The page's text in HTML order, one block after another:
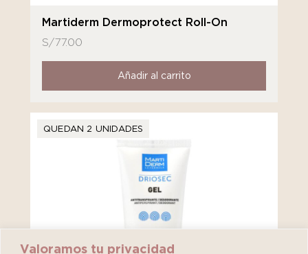
Valoramos tu privacidad
Martiderm Dermoprotect Roll-On
S/77.00
Añadir al carrito
QUEDAN 2 UNIDADES